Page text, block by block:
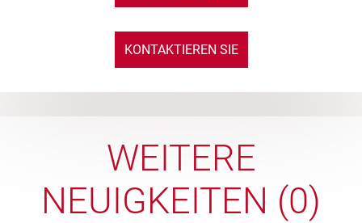
KONTAKTIEREN SIE
WEITERE
NEUIGKEITEN (0)